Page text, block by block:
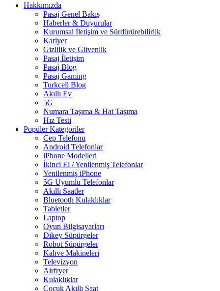
Hakkımızda
Pasaj Genel Bakış
Haberler & Duyurular
Kurumsal İletişim ve Sürdürürebilirlik
Kariyer
Gizlilik ve Güvenlik
Pasaj İletişim
Pasaj Blog
Pasaj Gaming
Turkcell Blog
Akıllı Ev
5G
Numara Taşıma & Hat Taşıma
Hız Testi
Popüler Kategoriler
Cep Telefonu
Android Telefonlar
iPhone Modelleri
İkinci El / Yenilenmiş Telefonlar
Yenilenmiş iPhone
5G Uyumlu Telefonlar
Akıllı Saatler
Bluetooth Kulaklıklar
Tabletler
Laptop
Oyun Bilgisayarları
Dikey Süpürgeler
Robot Süpürgeler
Kahve Makineleri
Televizyon
Airfryer
Kulaklıklar
Çocuk Akıllı Saat